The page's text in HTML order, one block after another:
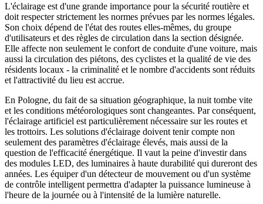
L'éclairage est d'une grande importance pour la sécurité routière et
doit respecter strictement les normes prévues par les normes légales.
Son choix dépend de l'état des routes elles-mêmes, du groupe
d'utilisateurs et des règles de circulation dans la section désignée.
Elle affecte non seulement le confort de conduite d'une voiture, mais
aussi la circulation des piétons, des cyclistes et la qualité de vie des
résidents locaux - la criminalité et le nombre d'accidents sont réduits
et l'attractivité du lieu est accrue.
En Pologne, du fait de sa situation géographique, la nuit tombe vite
et les conditions météorologiques sont changeantes. Par conséquent,
l'éclairage artificiel est particulièrement nécessaire sur les routes et
les trottoirs. Les solutions d'éclairage doivent tenir compte non
seulement des paramètres d'éclairage élevés, mais aussi de la
question de l'efficacité énergétique. Il vaut la peine d'investir dans
des modules LED, des luminaires à haute durabilité qui dureront des
années. Les équiper d'un détecteur de mouvement ou d'un système
de contrôle intelligent permettra d'adapter la puissance lumineuse à
l'heure de la journée ou à l'intensité de la lumière naturelle.